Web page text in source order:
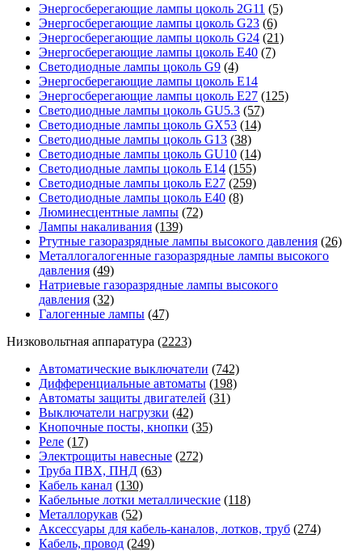
Энергосберегающие лампы цоколь 2G11 (5)
Энергосберегающие лампы цоколь G23 (6)
Энергосберегающие лампы цоколь G24 (21)
Энергосберегающие лампы цоколь Е40 (7)
Светодиодные лампы цоколь G9 (4)
Энергосберегающие лампы цоколь Е14
Энергосберегающие лампы цоколь Е27 (125)
Светодиодные лампы цоколь GU5.3 (57)
Светодиодные лампы цоколь GX53 (14)
Светодиодные лампы цоколь G13 (38)
Светодиодные лампы цоколь GU10 (14)
Светодиодные лампы цоколь E14 (155)
Светодиодные лампы цоколь E27 (259)
Светодиодные лампы цоколь E40 (8)
Люминесцентные лампы (72)
Лампы накаливания (139)
Ртутные газоразрядные лампы высокого давления (26)
Металлогалогенные газоразрядные лампы высокого
давления (49)
Натриевые газоразрядные лампы высокого
давления (32)
Галогенные лампы (47)
Низковольтная аппаратура (2223)
Автоматические выключатели (742)
Дифференциальные автоматы (198)
Автоматы защиты двигателей (31)
Выключатели нагрузки (42)
Кнопочные посты, кнопки (35)
Реле (17)
Электрощиты навесные (272)
Труба ПВХ, ПНД (63)
Кабель канал (130)
Кабельные лотки металлические (118)
Металлорукав (52)
Аксессуары для кабель-каналов, лотков, труб (274)
Кабель, провод (249)